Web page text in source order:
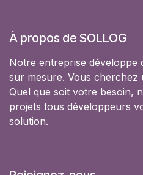
À propos de SOLLOG
Notre entreprise développe
sur mesure. Vous cherchez
Quel que soit votre besoin,
projets tous développeurs
solution.